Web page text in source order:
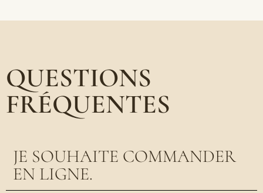
QUESTIONS
FRÉQUENTES
JE SOUHAITE COMMANDER
EN LIGNE.